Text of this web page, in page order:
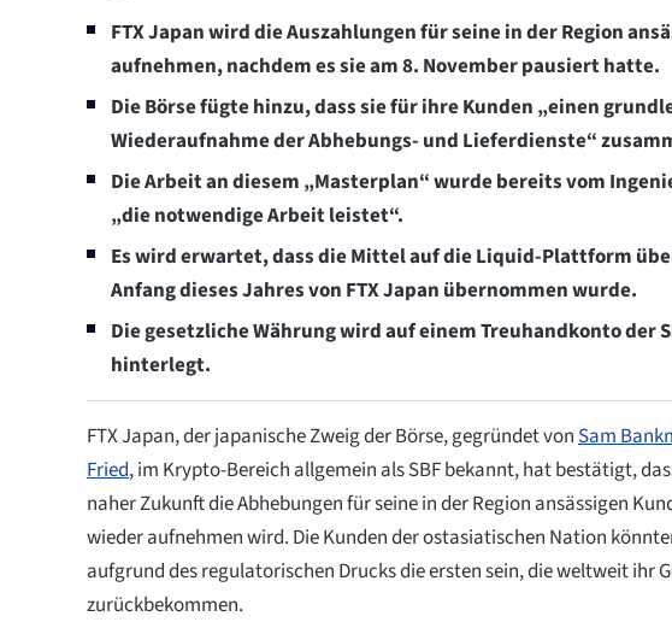
FTX Japan wird die Auszahlungen für seine in der Region
aufnehmen, nachdem es sie am 8. November pausiert hatte.
Die Börse fügte hinzu, dass sie für ihre Kunden „einen
Wiederaufnahme der Abhebungs- und Lieferdienste“
Die Arbeit an diesem „Masterplan“ wurde bereits vom
„die notwendige Arbeit leistet“.
Es wird erwartet, dass die Mittel auf die Liquid-Plattform
Anfang dieses Jahres von FTX Japan übernommen wurde.
Die gesetzliche Währung wird auf einem Treuhandkonto der
hinterlegt.
FTX Japan, der japanische Zweig der Börse, gegründet vonSam
Fried, im Krypto-Bereich allgemein als SBF bekannt, hat bestätigt,
naher Zukunft die Abhebungen für seine in der Region ansässigen
wieder aufnehmen wird. Die Kunden der ostasiatischen Nation
aufgrund des regulatorischen Drucks die ersten sein, die weltweit ihr
zurückbekommen.